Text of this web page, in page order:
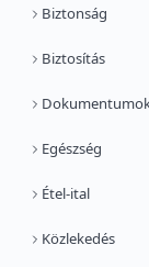
Biztonság
Biztosítás
Egészség
Étel-ital
Közlekedés